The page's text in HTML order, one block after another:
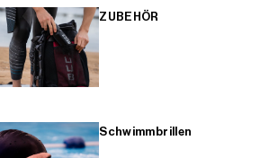
ZUBEHÖR
Schwimmbrillen